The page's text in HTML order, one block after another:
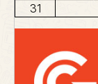
31